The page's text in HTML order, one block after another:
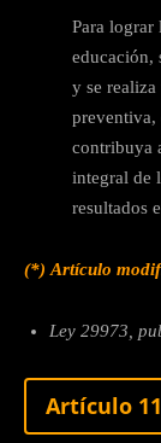
Para lograr
educación,
y se
preventiva,
contribuya
integral de
resultados
(*)Artículo
Ley 29973,
Artículo